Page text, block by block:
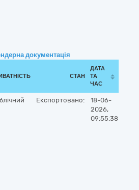
документація
СТАН
ДАТА
ТА
ЧАС
Експортовано:
18-06-
2026,
09:55:38